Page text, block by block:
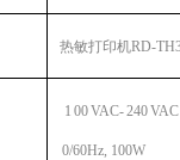
热敏打印机RD-
1 00VAC-240
0/60Hz, 100W